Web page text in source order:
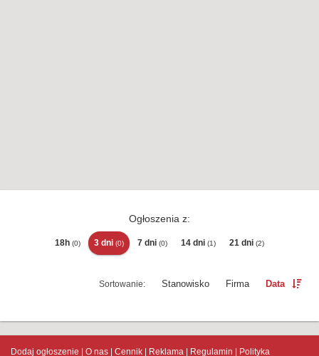
Ogłoszenia z:
18h (0) 3 dni (0) 7 dni (0) 14 dni (1) 21 dni (2)
Stanowisko Firma Data
Dodaj ogłoszenie O nas Cennik Reklama Regulamin
Polityka